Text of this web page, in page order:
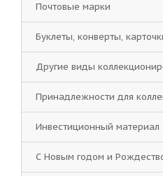
Почтовые марки
Буклеты, конверты,
Другие виды
Принадлежности для
Инвестиционный материал
С Новым годом и